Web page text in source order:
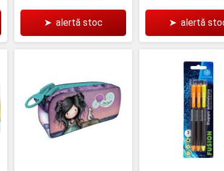
➤ alertă stoc ➤ alertă